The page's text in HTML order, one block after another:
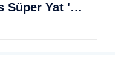
Muğla Bodrum'da Lüks Süper Yat 'Golden Odyssey' Demirledi